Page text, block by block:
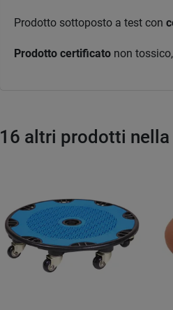
Prodotto sottoposto a test con
Prodotto certificato non tossico,
16 altri prodotti